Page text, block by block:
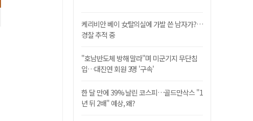
케리비안 베이 女탈의실에 가발 쓴 남자가?…
경찰 추적 중
"호남반도체 방해 말라"며 미군기지 무단침
입…대진연 회원 3명 '구속'
한 달 만에 39% 날린 코스피…골드만삭스 "1
년 뒤 2배" 예상, 왜?